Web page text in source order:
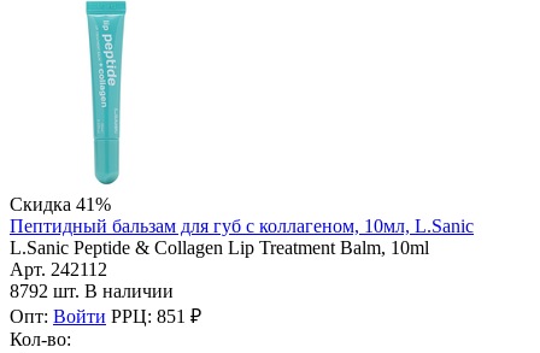
Скидка 41%
Пептидный бальзам для губ с коллагеном, 10мл, L.Sanic
L.Sanic Peptide & Collagen Lip Treatment Balm, 10ml
Арт. 242112
8792 шт. В наличии
Опт: Войти РРЦ: 851 ₽
Кол-во: